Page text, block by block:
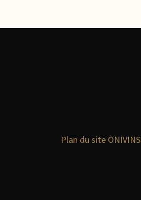
Plan du site ONIVINS